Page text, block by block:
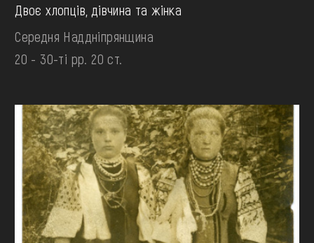
Двоє хлопців, дівчина та жінка
Середня Наддніпрянщина
20 - 30-ті рр. 20 ст.